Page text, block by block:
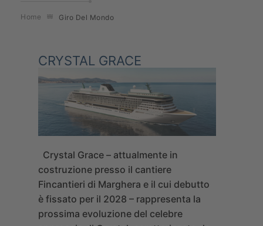
Home Giro Del Mondo
CRYSTAL GRACE
Crystal Grace – attualmente in
costruzione presso il cantiere
Fincantieri di Marghera e il cui debutto
è fissato per il 2028 – rappresenta la
prossima evoluzione del celebre